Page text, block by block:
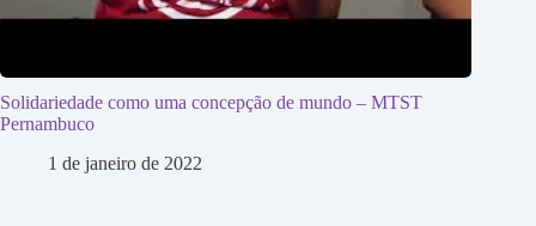
Solidariedade como uma concepção de mundo – MTST
Pernambuco
1 de janeiro de 2022